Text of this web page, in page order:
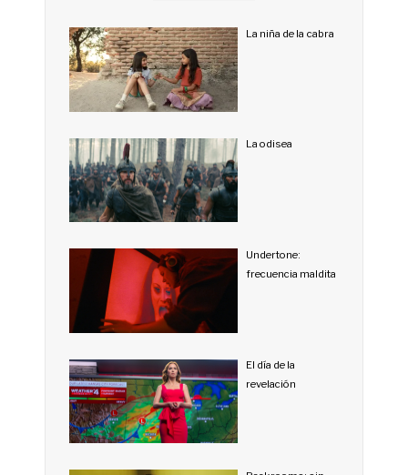
La niña de la cabra
La odisea
Undertone:
frecuencia maldita
El día de la
revelación